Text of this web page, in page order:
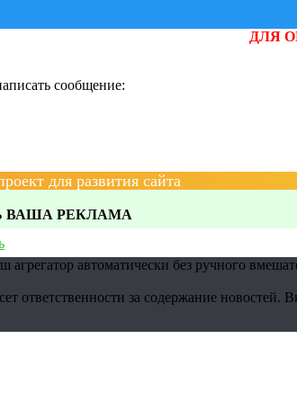
ДЛЯ
сообщение:
для развития сайта
ВАША РЕКЛАМА
агрегатор автоматически без ручного
ответственности за содержание новостей.